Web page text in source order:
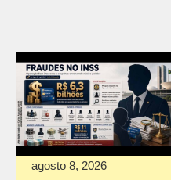
agosto 8, 2026